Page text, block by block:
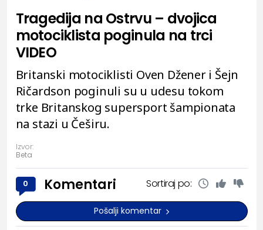
Tragedija na Ostrvu – dvojica
motociklista poginula na trci
VIDEO
Britanski motociklisti Oven Džener i Šejn
Ričardson poginuli su u udesu tokom
trke Britanskog supersport šampionata
na stazi u Češiru.
Izvor:
Beta
0 Komentari Sortiraj po:
Pošalji komentar